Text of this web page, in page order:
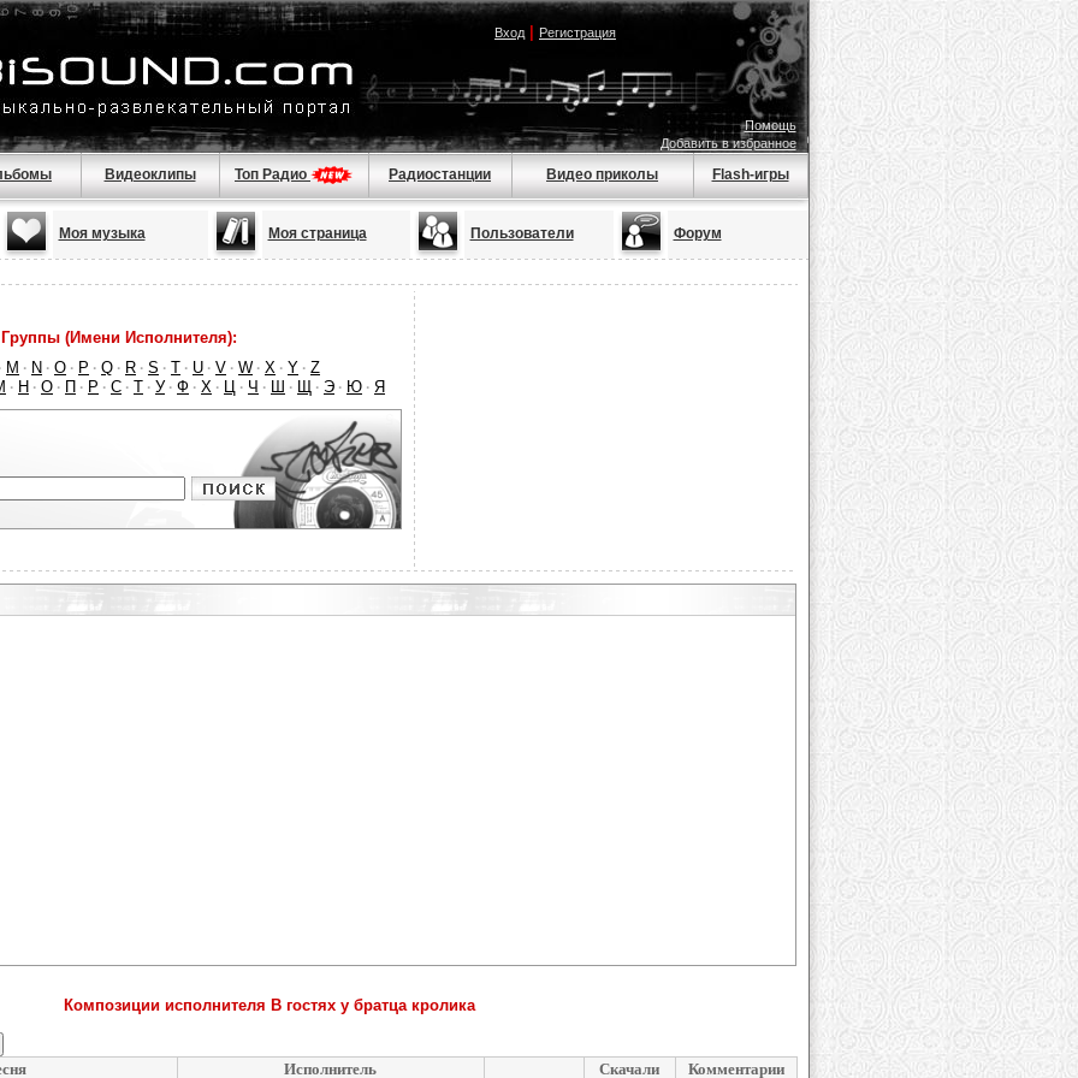
Вход| Регистрация
Помощь
Добавить в избранное
Видеоклипы Топ Радио Радиостанции Видео приколы Flash-игры
Моя музыка Моя страница Пользователи Форум
(Имени Исполнителя):
· M · N · O · P · Q · R · S · T · U · V · W · X · Y · Z
· Н · О · П · Р · С · Т · У · Ф · Х · Ц · Ч · Ш · Щ · Э · Ю · Я
Композиции исполнителя В гостях у братца кролика
Исполнитель Скачали Комментарии